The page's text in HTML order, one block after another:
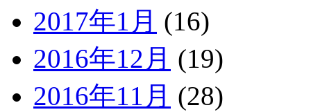
2017年1月 (16)
2016年12月 (19)
2016年11月 (28)